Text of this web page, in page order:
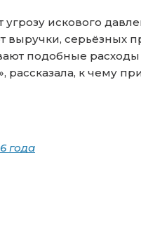
искового
серьёзных
подобные расходы
к чему
года